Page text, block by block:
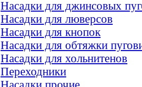
Насадки для джинсовых
Насадки для люверсов
Насадки для кнопок
Насадки для обтяжки
Насадки для хольнитенов
Переходники